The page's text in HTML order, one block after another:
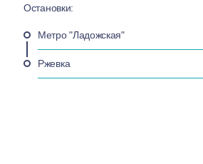
Остановки:
Метро "Ладожская"
Ржевка